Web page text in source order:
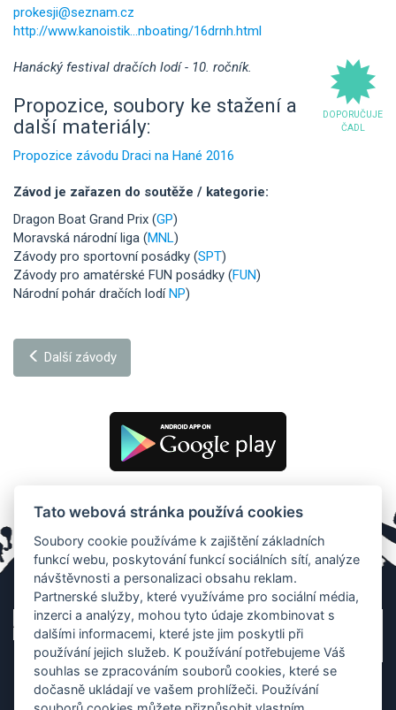
prokesji@seznam.cz
http://www.kanoistik...nboating/16drnh.html
DOPORUČUJE
ČADL
Hanácký festival dračích lodí - 10. ročník.
Propozice, soubory ke stažení a
další materiály:
Propozice závodu Draci na Hané 2016
Závod je zařazen do soutěže / kategorie:
Dragon Boat Grand Prix (GP)
Moravská národní liga (MNL)
Závody pro sportovní posádky (SPT)
Závody pro amatérské FUN posádky (FUN)
Národní pohár dračích lodíNP)
Další závody
Tato webová stránka používá cookies
Soubory cookie používáme k zajištění základních
funkcí webu, poskytování funkcí sociálních sítí, analýze
návštěvnosti a personalizaci obsahu reklam.
Partnerské služby, které využíváme pro sociální média,
inzerci a analýzy, mohou tyto údaje zkombinovat s
dalšími informacemi, které jste jim poskytli při
používání jejich služeb. K používání potřebujeme Váš
souhlas se zpracováním souborů cookies, které se
dočasně ukládají ve vašem prohlížeči. Používání